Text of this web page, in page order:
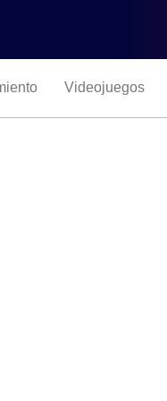
Videojuegos